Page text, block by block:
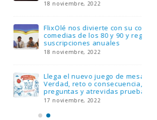
nos divierte con su colección de
de los 80 y 90 y regalamos tres
anuales
nuevo juego de mesa Yo Fui a EGB:
reto o consecuencia, con más
y atrevidas pruebas